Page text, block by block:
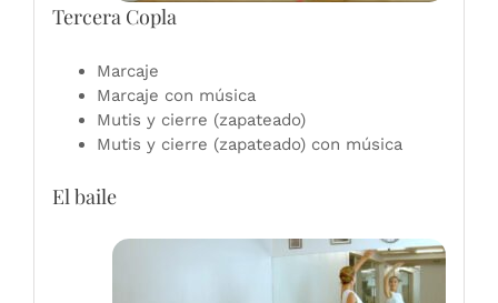
Tercera Copla
Marcaje
Marcaje con música
Mutis y cierre (zapateado)
Mutis y cierre (zapateado) con música
El baile